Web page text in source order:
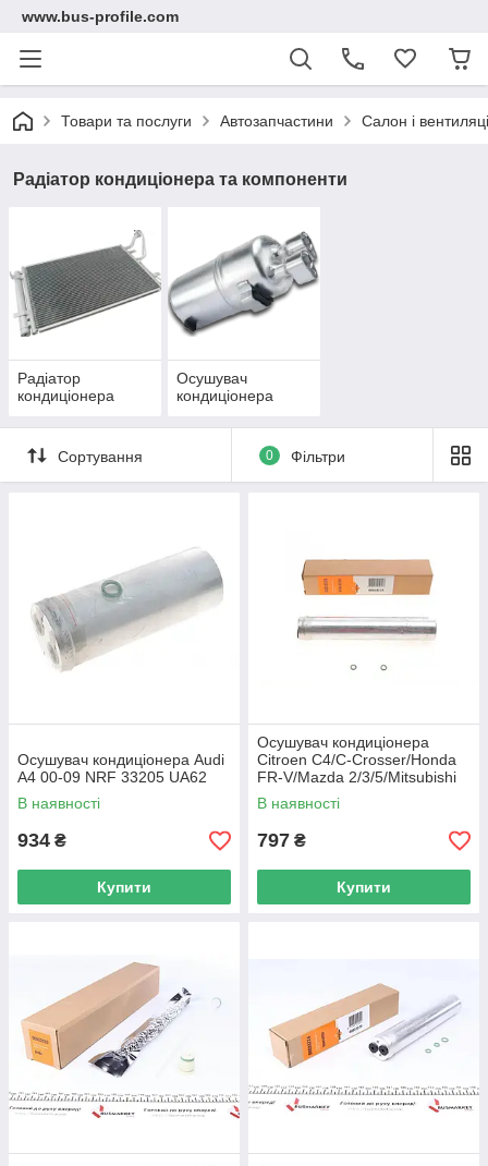
www.bus-profile.com
Товари та послуги Автозапчастини Салон і
Радіатор кондиціонера та компоненти
Радіатор
кондиціонера
Осушувач
кондиціонера
Сортування 0 Фільтри
Осушувач кондиціонера Audi
A4 00-09 NRF 33205 UA62
В наявності
934 ₴
Купити
Осушувач кондиціонера
Citroen C4/C-Crosser/Honda
FR-V/Mazda 2/3/5/Mitsubishi
Lancer 1.0-4.5 00- NRF 33225
UA62
В наявності
797 ₴
Купити